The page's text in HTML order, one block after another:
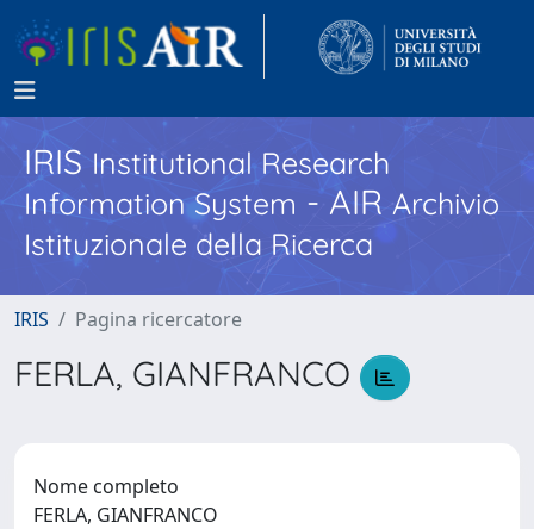
IRISInstitutional Research
Information System - AIR Archivio
Istituzionale della Ricerca
IRIS Pagina ricercatore
FERLA, GIANFRANCO
Nome completo
FERLA, GIANFRANCO